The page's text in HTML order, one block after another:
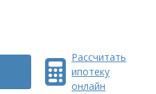
Рассчитать
ипотеку
онлайн